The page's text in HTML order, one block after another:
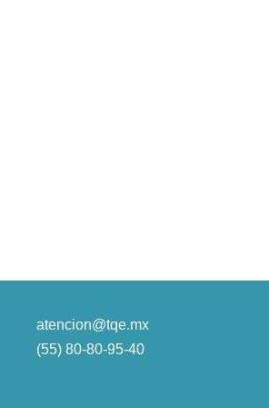
atencion@tqe.mx
(55) 80-80-95-40